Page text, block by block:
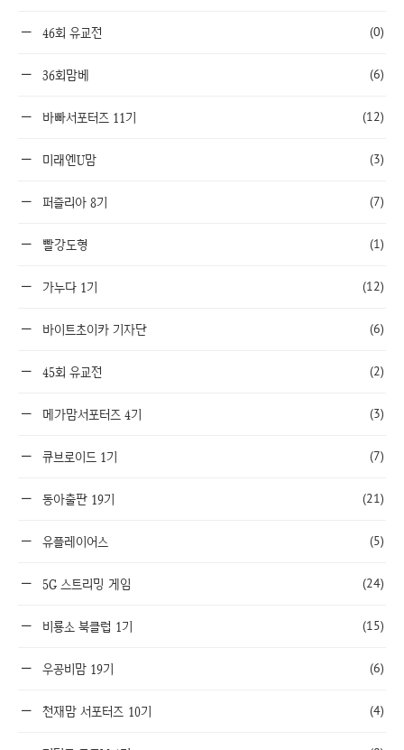
46회 유교전 (0)
36회맘베 (6)
바빠서포터즈 11기 (12)
미래엔U맘 (3)
퍼즐리아 8기 (7)
빨강도형 (1)
가누다 1기 (12)
바이트초이카 기자단 (6)
45회 유교전 (2)
메가맘서포터즈 4기 (3)
큐브로이드 1기 (7)
동아출판 19기 (21)
유플레이어스 (5)
5G 스트리밍 게임 (24)
비룡소 북클럽 1기 (15)
우공비맘 19기 (6)
천재맘 서포터즈 10기 (4)